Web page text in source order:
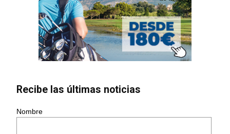
Recibe las últimas noticias
Nombre